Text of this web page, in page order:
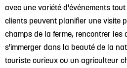
avec une variété d'événements
clients peuvent planifier une visite
champs de la ferme, rencontrer les
s'immerger dans la beauté de la
touriste curieux ou un agriculteur